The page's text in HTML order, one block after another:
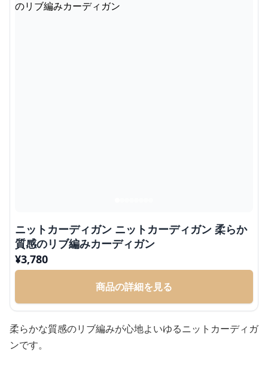
ニットカーディガン ニットカーディガン 柔らか
質感のリブ編みカーディガン
¥3,780
商品の詳細を見る
柔らかな質感のリブ編みが心地よいゆるニットカーディガ
ンです。